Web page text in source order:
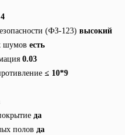
4
(ФЗ-123) высокий
шумов есть
0.03
≤ 10*9
да
полов да